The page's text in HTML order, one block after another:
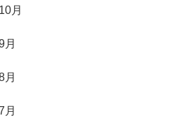
月
月
月
月